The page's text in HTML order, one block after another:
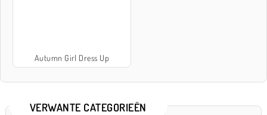
Autumn Girl Dress Up
VERWANTE CATEGORIEËN